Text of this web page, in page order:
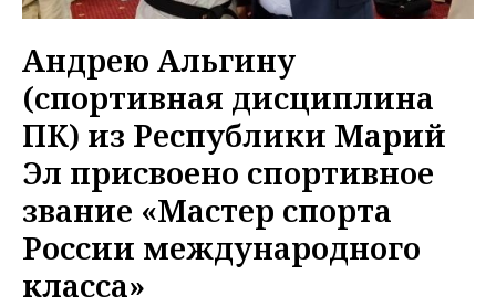
Андрею Альгину
(спортивная дисциплина
ПК) из Республики Марий
Эл присвоено спортивное
звание «Мастер спорта
России международного
класса»